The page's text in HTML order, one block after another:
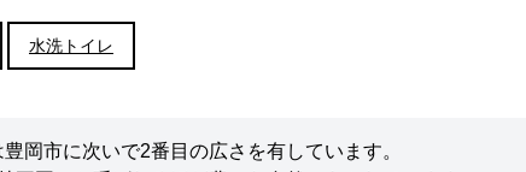
水洗トイレ
岡市に次いで2番目の広さを有しています。